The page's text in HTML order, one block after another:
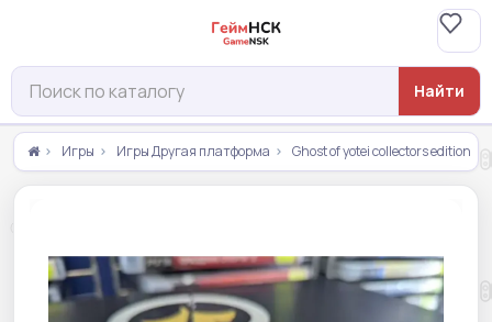
Найти
Игры Игры Другая платформа Ghost of yotei collectors edition